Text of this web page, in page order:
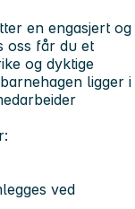
en engasjert og
oss får du et
og dyktige
ligger i
ved